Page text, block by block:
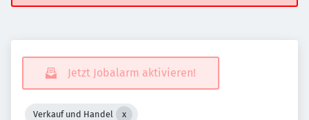
Jetzt Jobalarm aktivieren!
Verkauf und Handel